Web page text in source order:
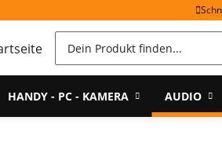
HANDY - PC - KAMERA AUDIO